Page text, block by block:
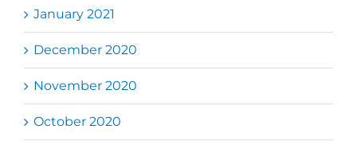
January 2021
December 2020
November 2020
October 2020